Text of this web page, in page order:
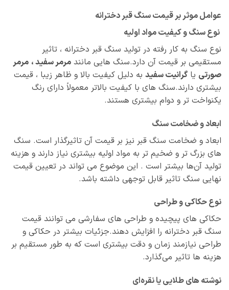
عوامل موثر بر قیمت سنگ قبر دخترانه
نوع سنگ و کیفیت مواد اولیه
نوع سنگ به کار رفته در تولید سنگ قبر دخترانه ، تاثیر
مستقیمی بر قیمت آن دارد.سنگ‌ هایی مانندمرمر سفید ، مرمر
صورتییا گرانیت سفیدبه دلیل کیفیت بالا و ظاهر زیبا ، قیمت
بیشتری دارند.سنگ‌ های با کیفیت بالاتر معمولاً دارای رنگ
یکنواخت‌ تر و دوام بیشتری هستند.
ابعاد و ضخامت سنگ
ابعاد و ضخامت سنگ قبر نیز بر قیمت آن تاثیرگذار است. سنگ‌
های بزرگ‌ تر و ضخیم‌ تر به مواد اولیه بیشتری نیاز دارند و هزینه
تولید آن‌ها بیشتر است . این موضوع می‌ تواند در تعیین قیمت
نهایی سنگ تاثیر قابل توجهی داشته باشد.
نوع حکاکی و طراحی
حکاکی‌ های پیچیده و طراحی‌ های سفارشی می‌ توانند قیمت
سنگ قبر دخترانه را افزایش دهند.جزئیات بیشتر در حکاکی و
طراحی نیازمند زمان و دقت بیشتری است که به طور مستقیم بر
هزینه‌ ها تاثیر می‌گذارد.
نوشته‌ های طلایی یا نقره‌ای